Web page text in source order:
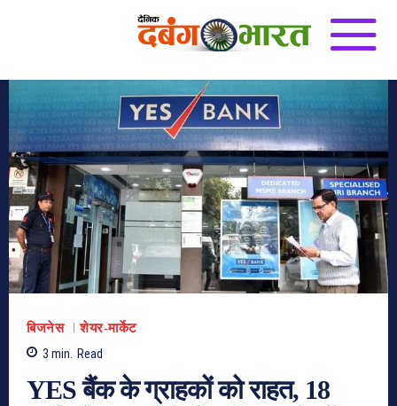
बिजनेस
शेयर-मार्केट
3 min. Read
YES बैंक के ग्राहकों को राहत, 18